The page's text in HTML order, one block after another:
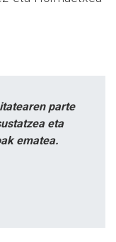
parte
eta
ematea.